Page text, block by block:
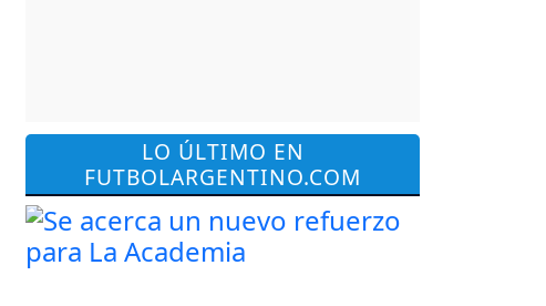
LO ÚLTIMO EN
FUTBOLARGENTINO.COM